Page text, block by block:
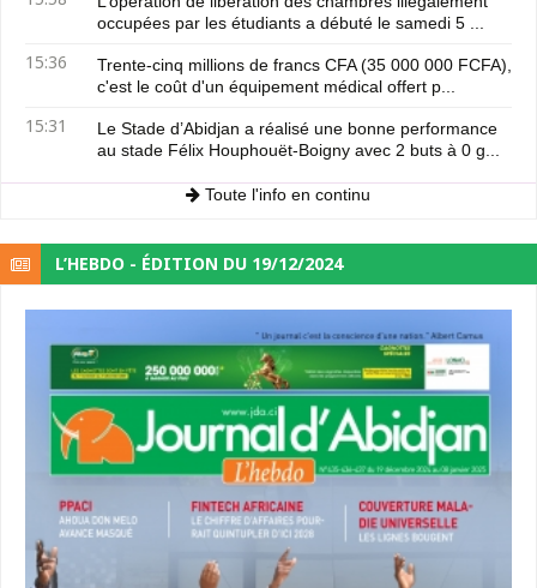
occupées par les étudiants a débuté le samedi 5 ...
15:36
Trente-cinq millions de francs CFA (35 000 000 FCFA),
c'est le coût d'un équipement médical offert p...
15:31
Le Stade d’Abidjan a réalisé une bonne performance
au stade Félix Houphouët-Boigny avec 2 buts à 0 g...
Toute l'info en continu
L’HEBDO - ÉDITION DU 19/12/2024